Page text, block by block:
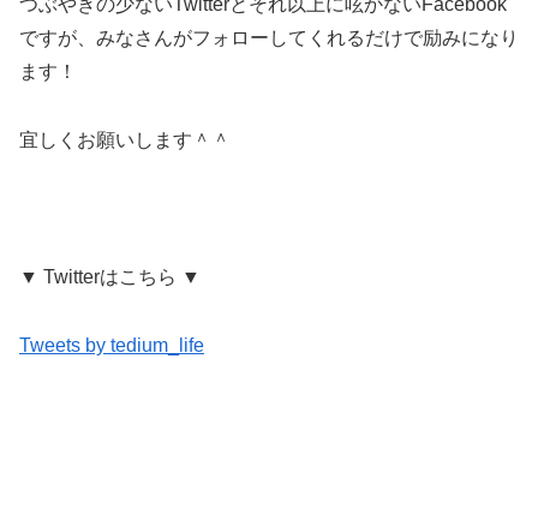
つぶやきの少ないTwitterとそれ以上に呟かないFacebook
ですが、みなさんがフォローしてくれるだけで励みになり
ます！
宜しくお願いします＾＾
▼ Twitterはこちら ▼
Tweets by tedium_life